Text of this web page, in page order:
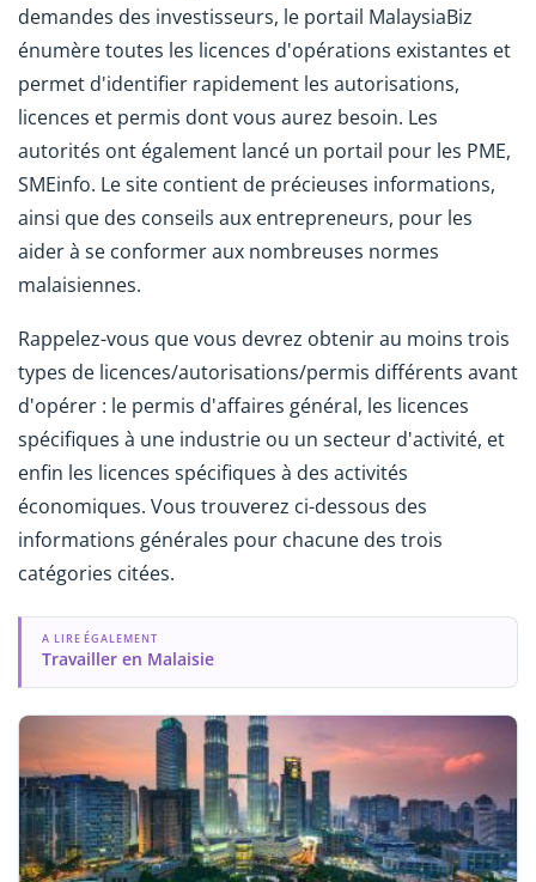
demandes des investisseurs, le portail MalaysiaBiz
énumère toutes les licences d'opérations existantes et
permet d'identifier rapidement les autorisations,
licences et permis dont vous aurez besoin. Les
autorités ont également lancé un portail pour les PME,
SMEinfo. Le site contient de précieuses informations,
ainsi que des conseils aux entrepreneurs, pour les
aider à se conformer aux nombreuses normes
malaisiennes.
Rappelez-vous que vous devrez obtenir au moins trois
types de licences/autorisations/permis différents avant
d'opérer : le permis d'affaires général, les licences
spécifiques à une industrie ou un secteur d'activité, et
enfin les licences spécifiques à des activités
économiques. Vous trouverez ci-dessous des
informations générales pour chacune des trois
catégories citées.
A LIRE ÉGALEMENT
Travailler en Malaisie